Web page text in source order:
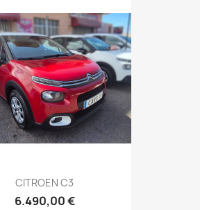
CITROEN C3
6.490,00 €